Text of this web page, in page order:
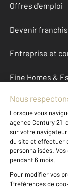
Offres d'emploi
Devenir
Entreprise et
Fine Homes &
À propos
International
Nous contacter